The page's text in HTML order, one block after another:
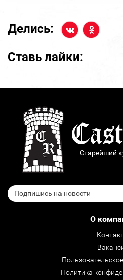
Делись:
Ставь лайки:
Старейший
О
Политика